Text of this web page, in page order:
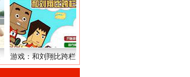
游戏：和刘翔比跨栏